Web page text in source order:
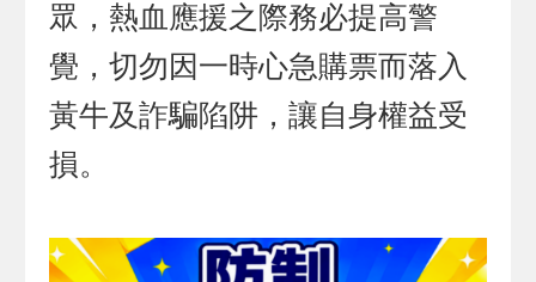
眾，熱血應援之際務必提高警
覺，切勿因一時心急購票而落入
黃牛及詐騙陷阱，讓自身權益受
損。